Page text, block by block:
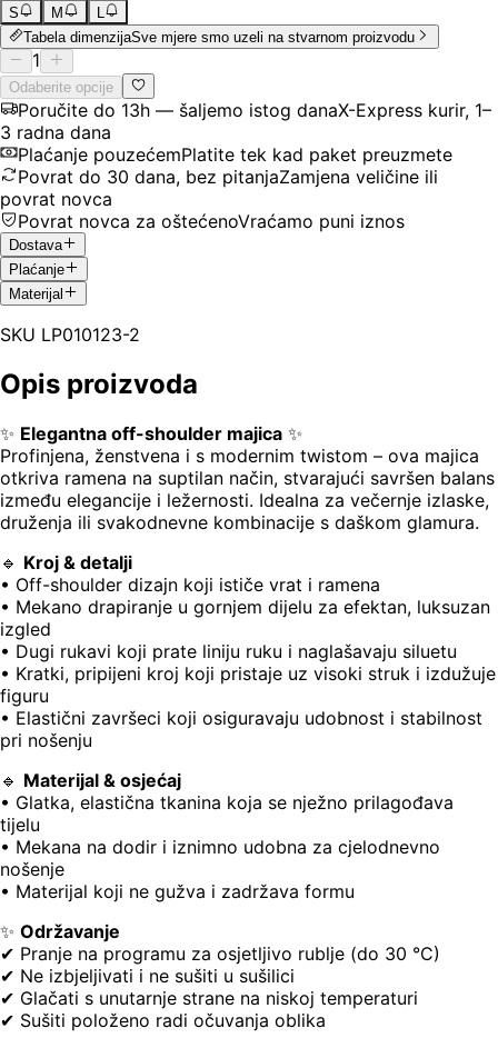
S M
L
Tabela dimenzijaSve mjere smo uzeli na stvarnom proizvodu
1
Odaberite opcije
Poručite do 13h — šaljemo istog danaX-Express kurir, 1–
3 radna dana
Plaćanje pouzećemPlatite tek kad paket preuzmete
Povrat do 30 dana, bez pitanjaZamjena veličine ili
povrat novca
Povrat novca za oštećenoVraćamo puni iznos
Dostava
Plaćanje
Materijal
SKU LP010123-2
Opis proizvoda
✨ Elegantna off-shoulder majica ✨
Profinjena, ženstvena i s modernim twistom – ova majica
otkriva ramena na suptilan način, stvarajući savršen balans
između elegancije i ležernosti. Idealna za večernje izlaske,
druženja ili svakodnevne kombinacije s daškom glamura.
🔹 Kroj & detalji
• Off-shoulder dizajn koji ističe vrat i ramena
• Mekano drapiranje u gornjem dijelu za efektan, luksuzan
izgled
• Dugi rukavi koji prate liniju ruku i naglašavaju siluetu
• Kratki, pripijeni kroj koji pristaje uz visoki struk i izdužuje
figuru
• Elastični završeci koji osiguravaju udobnost i stabilnost
pri nošenju
🔹 Materijal & osjećaj
• Glatka, elastična tkanina koja se nježno prilagođava
tijelu
• Mekana na dodir i iznimno udobna za cjelodnevno
nošenje
• Materijal koji ne gužva i zadržava formu
✨ Održavanje
✔ Pranje na programu za osjetljivo rublje (do 30 °C)
✔ Ne izbjeljivati i ne sušiti u sušilici
✔ Glačati s unutarnje strane na niskoj temperaturi
✔ Sušiti položeno radi očuvanja oblika